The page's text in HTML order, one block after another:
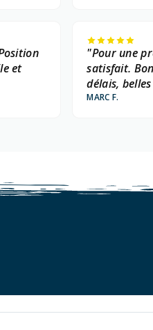
et
"Pour une
satisfait.
délais,
MARC F.